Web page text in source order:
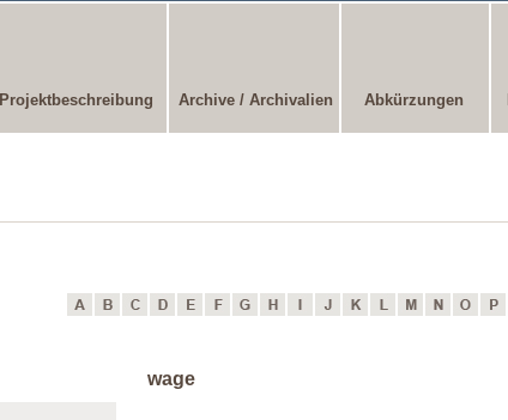
Projektbeschreibung Archive / Archivalien Abkürzungen
wage